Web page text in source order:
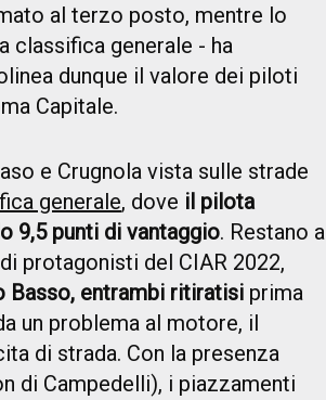
al terzo posto, mentre lo
classifica generale - ha
dunque il valore dei piloti
Capitale.
e Crugnola vista sulle strade
generale, dove il pilota
9,5 punti di vantaggio. Restano a
protagonisti del CIAR 2022,
Basso, entrambi ritiratisi prima
un problema al motore, il
di strada. Con la presenza
di Campedelli), i piazzamenti